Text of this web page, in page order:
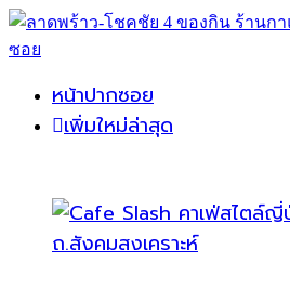
หน้าปากซอย
เพิ่มใหม่ล่าสุด